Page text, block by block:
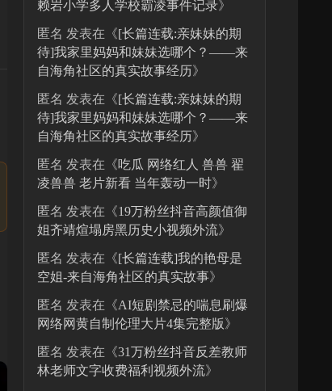
赖岩小学多人学校霸凌事件记录》
匿名 发表在《[长篇连载:亲妹妹的期
待]我家里妈妈和妹妹选哪个？——来
自海角社区的真实故事经历》
匿名 发表在《[长篇连载:亲妹妹的期
待]我家里妈妈和妹妹选哪个？——来
自海角社区的真实故事经历》
匿名 发表在《吃瓜 网络红人 兽兽 翟
凌兽兽 老片新看 当年轰动一时》
匿名 发表在《19万粉丝抖音高颜值御
姐齐靖煊塌房黑历史小视频外流》
匿名 发表在《[长篇连载]我的艳母是
空姐-来自海角社区的真实故事》
匿名 发表在《AI短剧禁忌的喘息刷爆
网络网黄自制伦理大片4集完整版》
匿名 发表在《31万粉丝抖音反差教师
林老师文字收费福利视频外流》